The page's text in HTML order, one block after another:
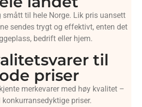
smått til hele Norge. Lik pris uansett
sendes trygt og effektivt, enten det
bedrift eller hjem.
til
priser
merkevarer med høy kvalitet –
priser.